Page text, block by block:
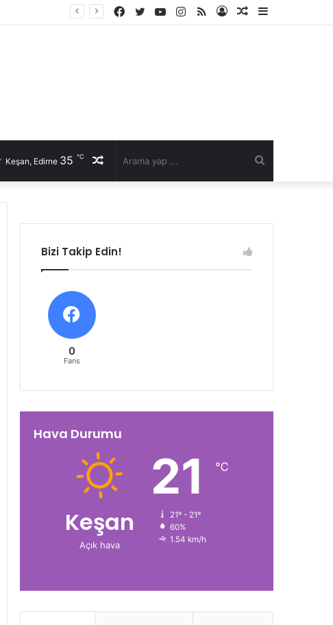
Kenar
Rastgele
Kayıt
RSS
Instagram
YouTube
Twitter
Facebook
Rastgele
Keşan, Edirne 35 ℃
Bizi Takip Edin!
0
Fans
Hava Durumu
Keşan
Açık hava
21 ℃
21º - 21º
60%
1.54 km/h